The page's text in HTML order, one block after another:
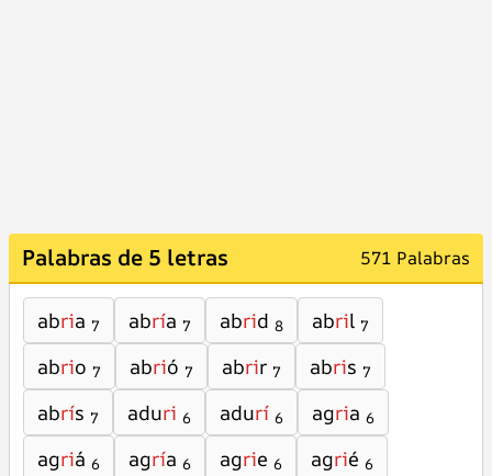
Palabras de 5 letras 571 Palabras
abria 7 abría 7 abrid 8 abril 7
abrio 7 abrió 7 abrir 7 abris 7
abrís 7 aduri 6 adurí 6 agria 6
agriá 6 agría 6 agrie 6 agrié 6